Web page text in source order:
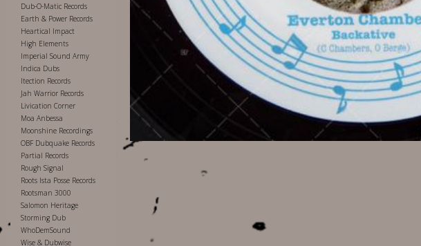
Dub-O-Matic Records
Earth & Power Records
Heartical Impact
High Elements
Imperial Sound Army
Indica Dubs
Itection Records
Jah Warrior Records
Livication Corner
Moa Anbessa
Moonshine Recordings
OBF Dubquake Records
Partial Records
Rough Signal
Roots Ista Posse Records
Rootsman 3000
Salomon Heritage
Storming Dub
WhoDemSound
Wise & Dubwise